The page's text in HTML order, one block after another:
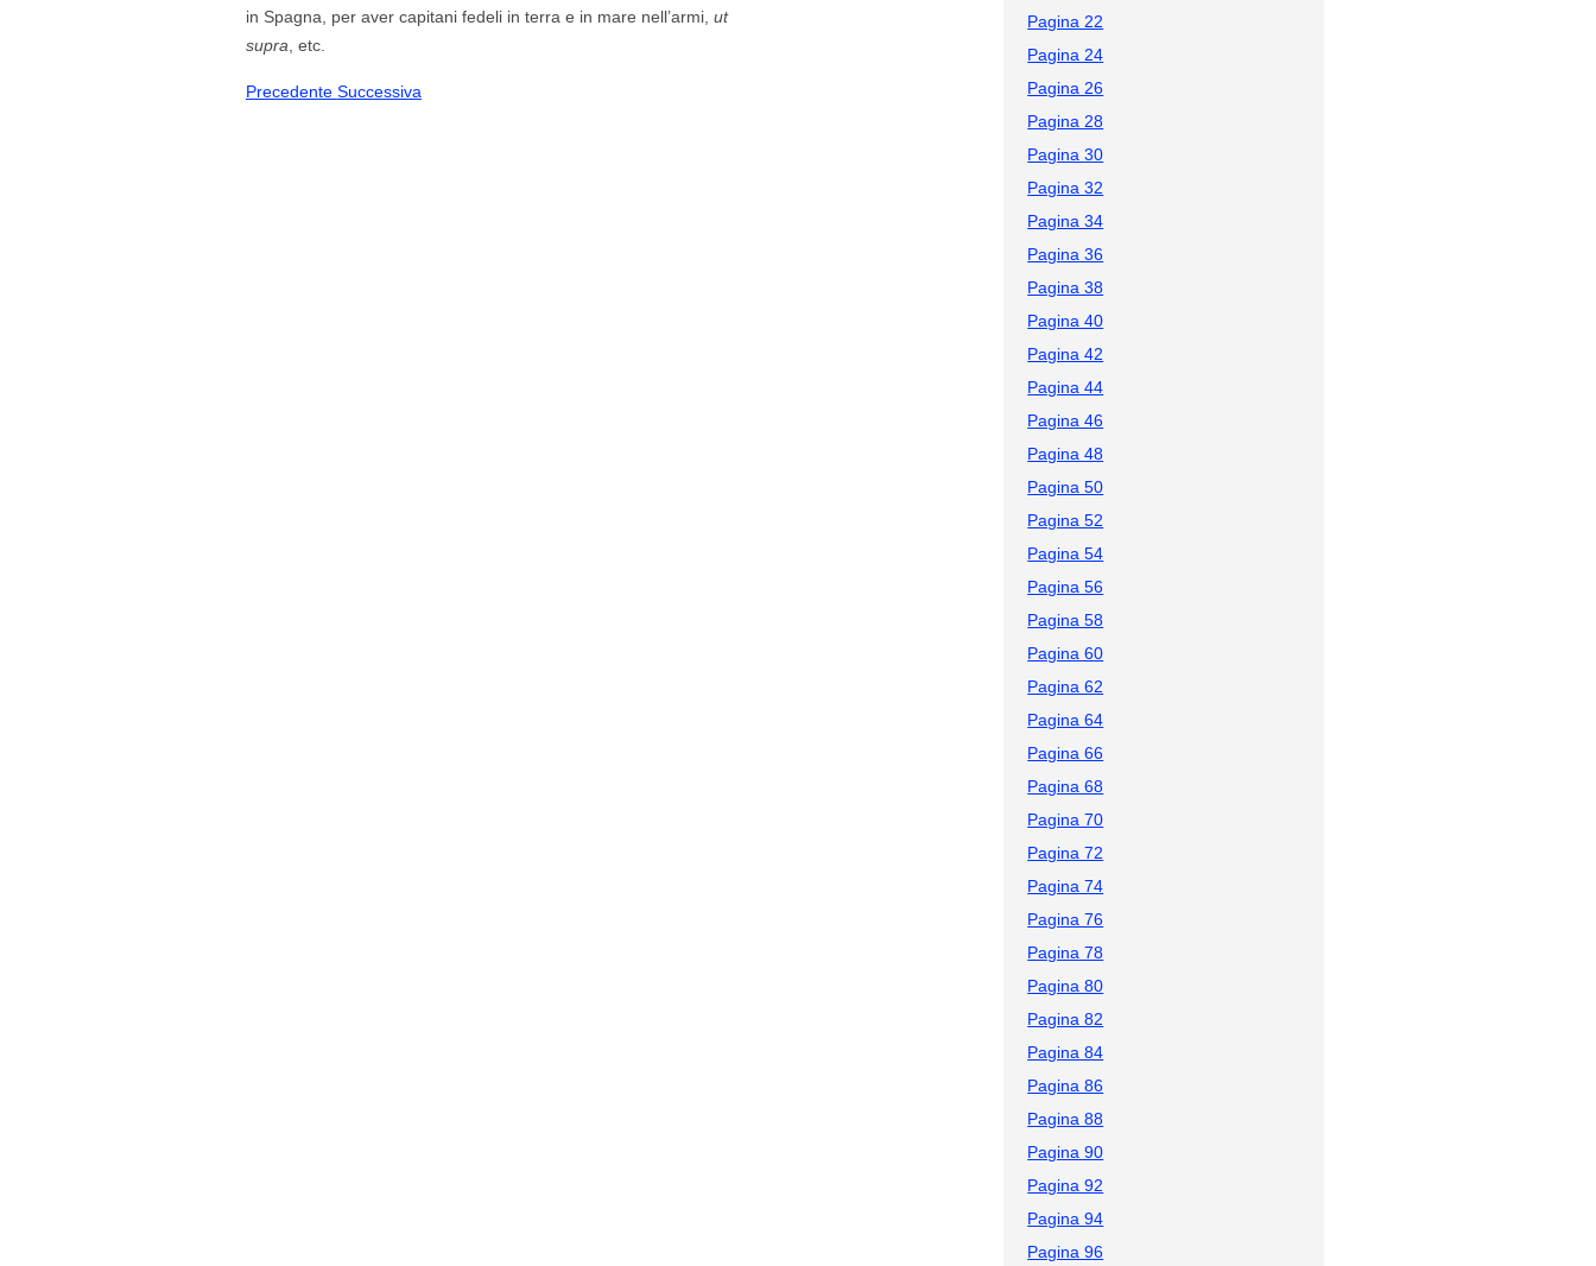
in Spagna, per aver capitani fedeli in terra e in mare nell’armi, ut
supra , etc.
Precedente Successiva
Pagina 22
Pagina 24
Pagina 26
Pagina 28
Pagina 30
Pagina 32
Pagina 34
Pagina 36
Pagina 38
Pagina 40
Pagina 42
Pagina 44
Pagina 46
Pagina 48
Pagina 50
Pagina 52
Pagina 54
Pagina 56
Pagina 58
Pagina 60
Pagina 62
Pagina 64
Pagina 66
Pagina 68
Pagina 70
Pagina 72
Pagina 74
Pagina 76
Pagina 78
Pagina 80
Pagina 82
Pagina 84
Pagina 86
Pagina 88
Pagina 90
Pagina 92
Pagina 94
Pagina 96